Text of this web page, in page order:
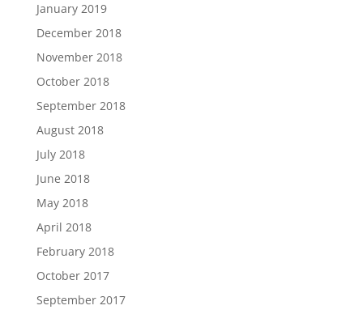
January 2019
December 2018
November 2018
October 2018
September 2018
August 2018
July 2018
June 2018
May 2018
April 2018
February 2018
October 2017
September 2017